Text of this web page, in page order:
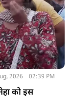
2026 02:39 PM
को इस